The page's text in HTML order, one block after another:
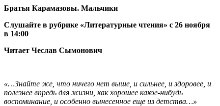
Братья Карамазовы. Мальчики
Слушайте в рубрике «Литературные чтения» с 26 ноября
в 14:00
Читает Чеслав Сымонович
«…Знайте же, что ничего нет выше, и сильнее, и здоровее, и
полезнее впредь для жизни, как хорошее какое-нибудь
воспоминание, и особенно вынесенное еще из детства…»